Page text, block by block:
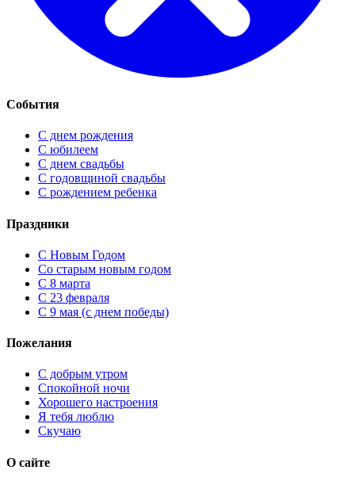
События
С днем рождения
С юбилеем
С днем свадьбы
С годовщиной свадьбы
С рождением ребенка
Праздники
C Новым Годом
Cо старым новым годом
С 8 марта
С 23 февраля
С 9 мая (с днем победы)
Пожелания
С добрым утром
Спокойной ночи
Хорошего настроения
Я тебя люблю
Скучаю
О сайте